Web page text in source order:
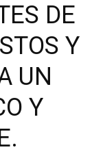
DE
Y
UN
Y